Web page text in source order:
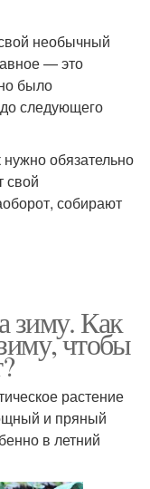
необычный
— это
было
следующего
нужно обязательно
свой
собирают
зиму. Как
чтобы
растение
и пряный
в летний